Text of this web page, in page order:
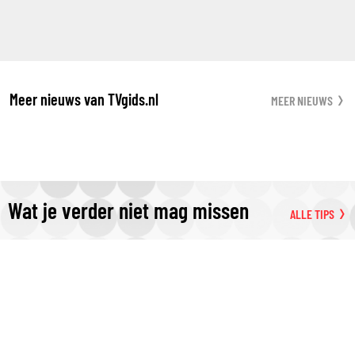
Meer nieuws van TVgids.nl MEER NIEUWS
Wat je verder niet mag missen ALLE TIPS